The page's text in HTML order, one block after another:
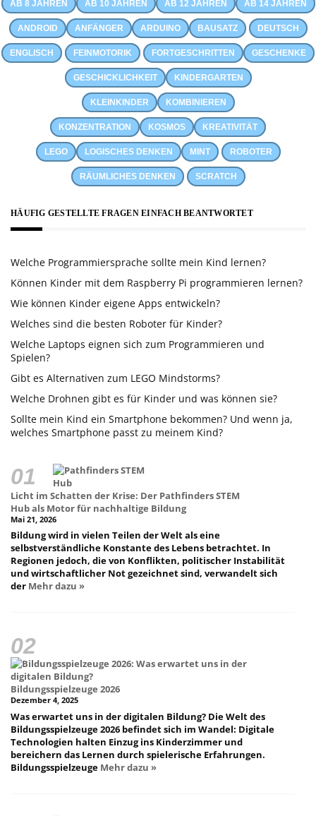
AB 8 JAHREN AB 10 JAHREN AB 12 JAHREN AB 14 JAHREN
ANDROID ANFÄNGER ARDUINO BAUSATZ DEUTSCH
ENGLISCH FEINMOTORIK FORTGESCHRITTEN GESCHENKE
GESCHICKLICHKEIT KINDERGARTEN
KLEINKINDER KOMBINIEREN
KONZENTRATION KOSMOS KREATIVITÄT
LEGO LOGISCHES DENKEN MINT ROBOTER
RÄUMLICHES DENKEN SCRATCH
HÄUFIG GESTELLTE FRAGEN EINFACH BEANTWORTET
Welche Programmiersprache sollte mein Kind lernen?
Können Kinder mit dem Raspberry Pi programmieren lernen?
Wie können Kinder eigene Apps entwickeln?
Welches sind die besten Roboter für Kinder?
Welche Laptops eignen sich zum Programmieren und
Spielen?
Gibt es Alternativen zum LEGO Mindstorms?
Welche Drohnen gibt es für Kinder und was können sie?
Sollte mein Kind ein Smartphone bekommen? Und wenn ja,
welches Smartphone passt zu meinem Kind?
Licht im Schatten der Krise: Der Pathfinders STEM
Hub als Motor für nachhaltige Bildung
Mai 21, 2026
Bildung wird in vielen Teilen der Welt als eine
selbstverständliche Konstante des Lebens betrachtet. In
Regionen jedoch, die von Konflikten, politischer Instabilität
und wirtschaftlicher Not gezeichnet sind, verwandelt sich
der Mehr dazu »
Bildungsspielzeuge 2026
Dezember 4, 2025
Was erwartet uns in der digitalen Bildung? Die Welt des
Bildungsspielzeuge 2026 befindet sich im Wandel: Digitale
Technologien halten Einzug ins Kinderzimmer und
bereichern das Lernen durch spielerische Erfahrungen.
Bildungsspielzeuge Mehr dazu »